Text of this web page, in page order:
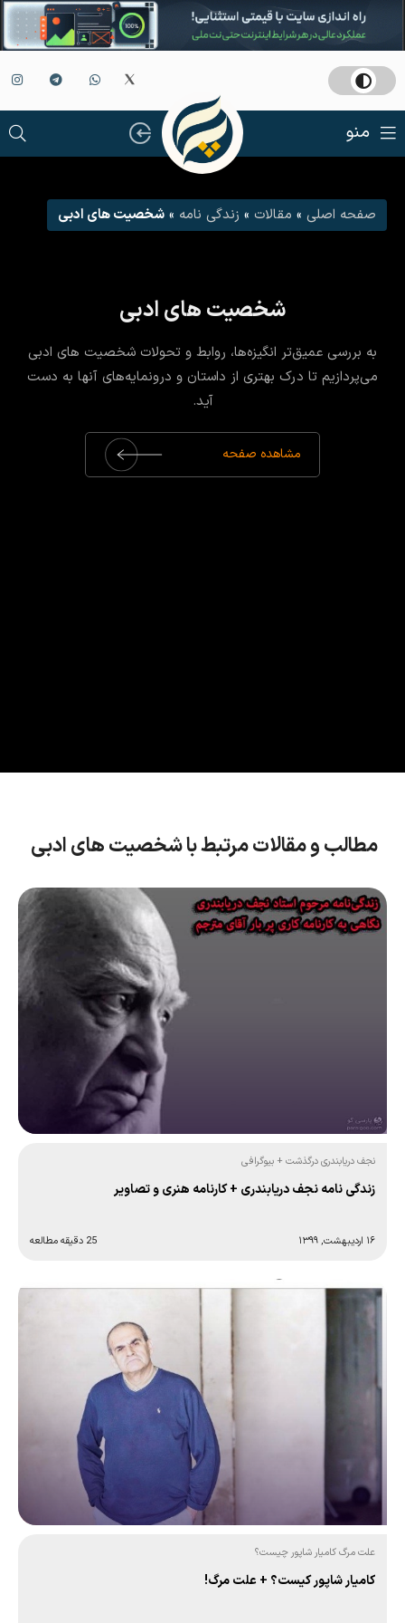
منو
صفحه اصلی » مقالات » زندگی نامه » شخصیت های ادبی
شخصیت های ادبی
به بررسی عمیق‌تر انگیزه‌ها، روابط و تحولات شخصیت های ادبی
می‌پردازیم تا درک بهتری از داستان و درونمایه‌های آنها به دست
آید.
مشاهده صفحه
مطالب و مقالات مرتبط با شخصیت های ادبی
نجف دریابندری درگذشت + بیوگرافی
زندگی نامه نجف دریابندری + کارنامه هنری و تصاویر
۱۶ اردیبهشت, ۱۳۹۹ 25 دقیقه مطالعه
علت مرگ کامیار شاپور چیست؟
کامیار شاپور کیست؟ + علت مرگ!